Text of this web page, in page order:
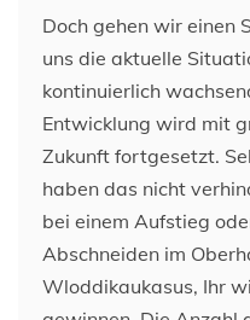
Doch gehen wir einen
uns die aktuelle
kontinuierlich
Entwicklung wird mit
Zukunft fortgesetzt.
haben das nicht
bei einem Aufstieg
Abschneiden im
Wloddikaukasus, Ihr